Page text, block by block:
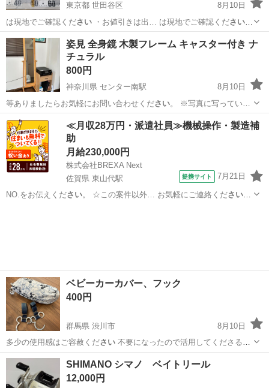
東京都 世田谷区
8月10日
は現地でご確認ください・お値引きは出… は現地でご確認ください
【付属品】… は現地でご確認ください 【価格】 …
東京 世田谷区 家庭用品 うちわ
姿見 全身鏡 木製フレーム キャスター付き ナ
チュラル
800円
神奈川県 センター南駅
8月10日
等ありましたらお気軽にお問い合わせください。 ※写真に写っている
プリンター…
神奈川 横浜市 センター南駅 ミラー/鏡
≪月収28万円・派遣社員≫機械操作・製造補
助
月給230,000円
株式会社BREXA Next
佐賀県 東山代駅
提携サイト 7月21日
NO.をお伝えください。 ☆この案件以外… お気軽にご連絡ください！
ベビーカーカバー、フック
400円
群馬県 渋川市
8月10日
多少の使用感はご容赦ください不要になったので活用してくださる方
へ…
群馬 渋川市
SHIMANO シマノ ベイトリール
12,000円